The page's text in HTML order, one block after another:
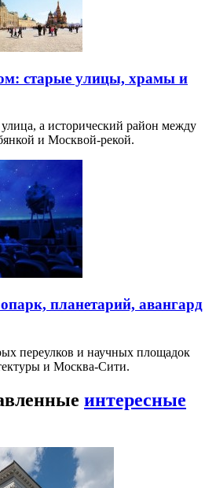
старые улицы, храмы и
а исторический район между
и Москвой-рекой.
планетарий, авангард
переулков и научных площадок
и Москва-Сити.
интересные